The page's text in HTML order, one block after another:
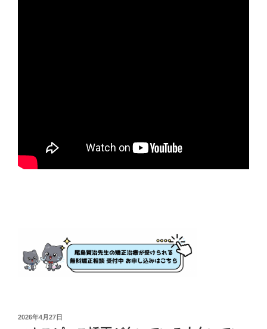
投
2026年4月27日